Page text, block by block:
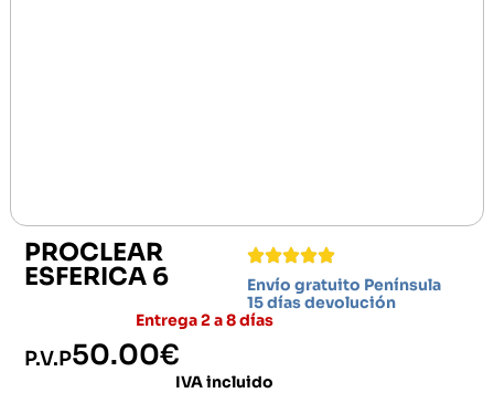
PROCLEAR
ESFERICA 6
Envío gratuito Península
15 días devolución
Entrega 2 a 8 días
P.V.P50.00€
IVA incluido